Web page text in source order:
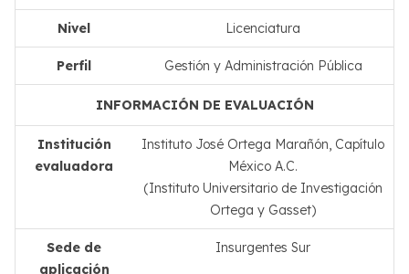
Nivel Licenciatura
Perfil Gestión y Administración Pública
INFORMACIÓN DE EVALUACIÓN
Institución
evaluadora
Instituto José Ortega Marañón, Capítulo
México A.C.
(Instituto Universitario de Investigación
Ortega y Gasset)
Sede de
aplicación
Insurgentes Sur